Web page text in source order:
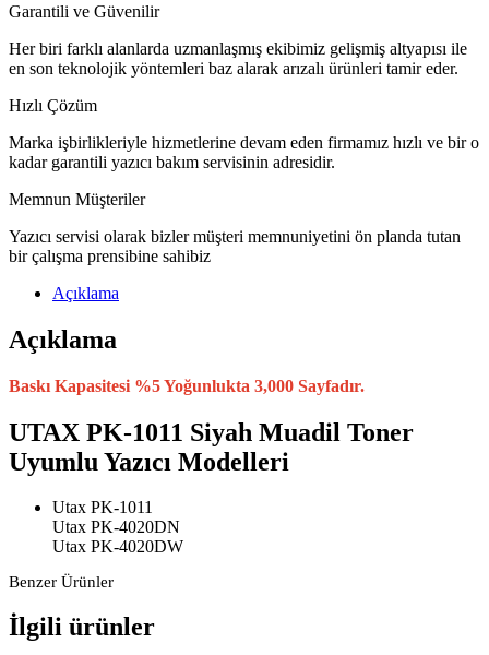
Garantili ve Güvenilir
Her biri farklı alanlarda uzmanlaşmış ekibimiz gelişmiş altyapısı ile
en son teknolojik yöntemleri baz alarak arızalı ürünleri tamir eder.
Hızlı Çözüm
Marka işbirlikleriyle hizmetlerine devam eden firmamız hızlı ve bir o
kadar garantili yazıcı bakım servisinin adresidir.
Memnun Müşteriler
Yazıcı servisi olarak bizler müşteri memnuniyetini ön planda tutan
bir çalışma prensibine sahibiz
Açıklama
Açıklama
Baskı Kapasitesi %5 Yoğunlukta 3,000 Sayfadır.
UTAX PK-1011 Siyah Muadil Toner
Uyumlu Yazıcı Modelleri
Utax PK-1011
Utax PK-4020DN
Utax PK-4020DW
Benzer Ürünler
İlgili ürünler